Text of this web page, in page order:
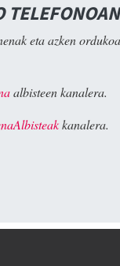
TELEFONOAN
eta azken
albisteen kanalera.
kanalera.